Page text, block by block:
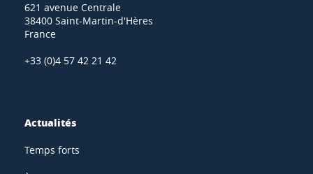
621 avenue Centrale
38400 Saint-Martin-d'Hères
France
+33 (0)4 57 42 21 42
Actualités
Temps forts